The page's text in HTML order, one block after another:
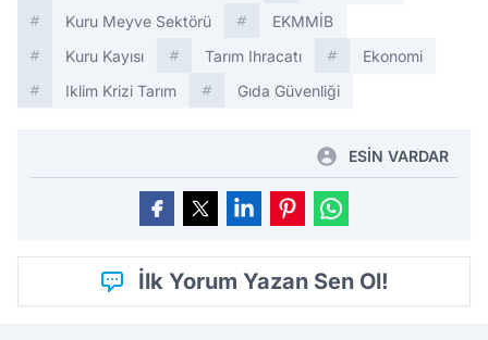
Kuru Meyve Sektörü
EKMMİB
Kuru Kayısı
Tarım Ihracatı
Ekonomi
Iklim Krizi Tarım
Gıda Güvenliği
ESİN VARDAR
İlk Yorum Yazan Sen Ol!